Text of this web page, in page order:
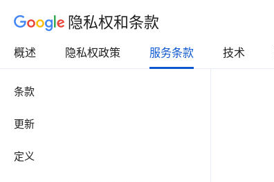
隐私权和条款
概述 隐私权政策 服务条款 技术
条款
更新
定义